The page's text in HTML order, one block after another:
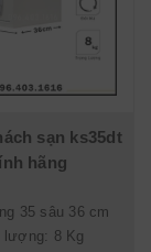
sạn ks35dt
hãng
35 sâu 36 cm
Trọng lượng: 8 Kg